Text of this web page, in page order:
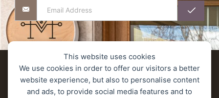
This website uses cookies
We use cookies in order to offer our visitors a better
website experience, but also to personalise content
and ads, to provide social media features and to
Αποστολές προϊόντων
Πολιτική Επιστροφών/Ακύρωσης/Υπαναχώρησης